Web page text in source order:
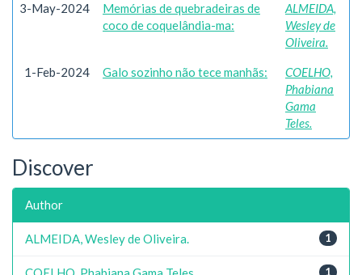
3-May-2024
Memórias de quebradeiras de
coco de coquelândia-ma:
ALMEIDA,
Wesley de
Oliveira.
1-Feb-2024 Galo sozinho não tece manhãs:
COELHO,
Phabiana
Gama
Teles.
Discover
Author
1
ALMEIDA, Wesley de Oliveira.
1